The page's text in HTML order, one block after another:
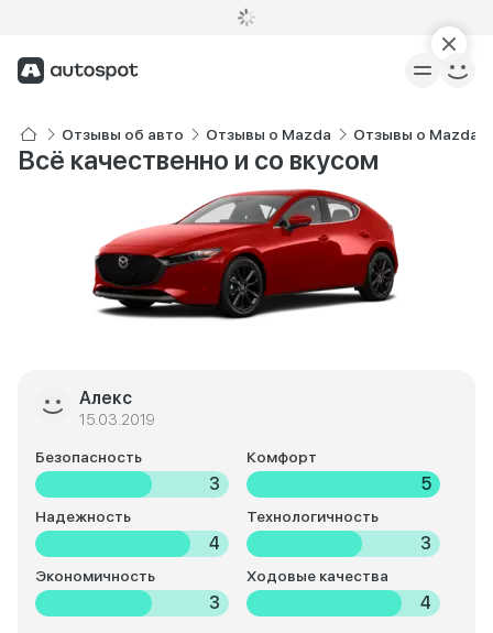
Отзывы об авто Отзывы о Mazda Отзывы о Mazda 3
Всё качественно и со вкусом
Алекс
15.03.2019
Безопасность
3
Комфорт
5
Надежность
4
Технологичность
3
Экономичность
3
Ходовые качества
4